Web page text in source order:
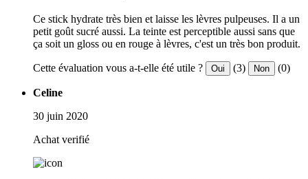
Ce stick hydrate très bien et laisse les lèvres pulpeuses. Il a un
petit goût sucré aussi. La teinte est perceptible aussi sans que
ça soit un gloss ou en rouge à lèvres, c'est un très bon produit.
Cette évaluation vous a-t-elle été utile ? Oui (3) Non (0)
Celine
30 juin 2020
Achat verifié